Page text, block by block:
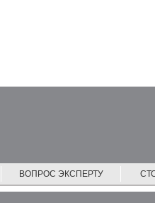
ВОПРОС ЭКСПЕРТУ